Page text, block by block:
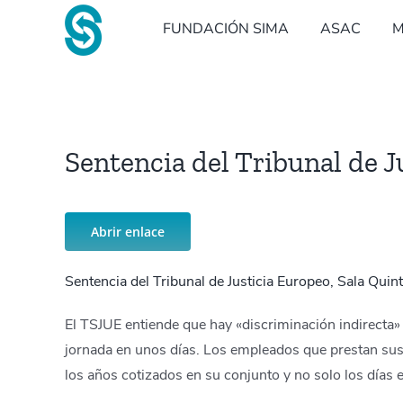
FUNDACIÓN SIMA ASAC
Sentencia del Tribunal de
Abrir enlace
Sentencia del Tribunal de Justicia Europeo, Sala
El TSJUE entiende que hay «discriminación
jornada en unos días. Los empleados que prestan
los años cotizados en su conjunto y no solo los días